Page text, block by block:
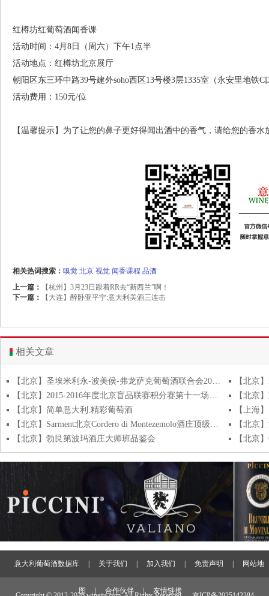
红樽坊红葡萄酒闻香课
活动时间：4月8日（周六）下午1点半
活动地点：红樽坊北京展厅
朝阳区东三环中路39号建外soho西区13号楼3层1335室（永安里地铁
活动费用：150元/位
【温馨提示】为了让您的鼻子更好得闻出酒中的香气，请给您的香水
相关热词搜索： 嗅觉 北京 视觉 闻香课程 品酒
上一篇：
【杭州】3月23日跟着RR去“新西兰”啊！
下一篇：
【大连】醉卧亚平宁:意大利美酒三连击
相关文章
【北京】圣埃米利永-波美侯-弗龙萨克葡萄酒联合会2015年大师班及品鉴会
【北京
【北京】2015-2016年度北京盲品联赛积分赛第十一场及后续盲品安排
【北京
【北京】简单意大利.精彩葡萄酒
【北京】Sarment北京Cordero di Montezemolo酒庄顶级佳酿品鉴
【北京
【北京】勃艮第波玛酒庄大师班品鉴会
【北京
意大利葡萄酒数据库 关于我们 加入我们 免责声明 网站地
图 合作伙伴 友情链接